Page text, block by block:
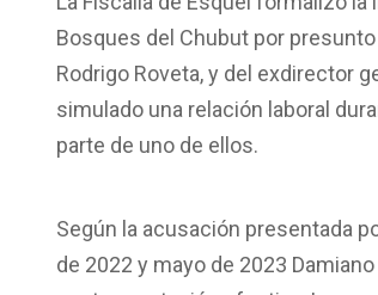
Bosques del Chubut por
Rodrigo Roveta, y del exdirector
simulado una relación laboral
parte de uno de ellos.
Según la acusación presentada
de 2022 y mayo de 2023